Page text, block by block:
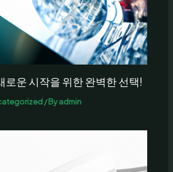
로운 시작을 위한 완벽한 선택!
/ Byadmin